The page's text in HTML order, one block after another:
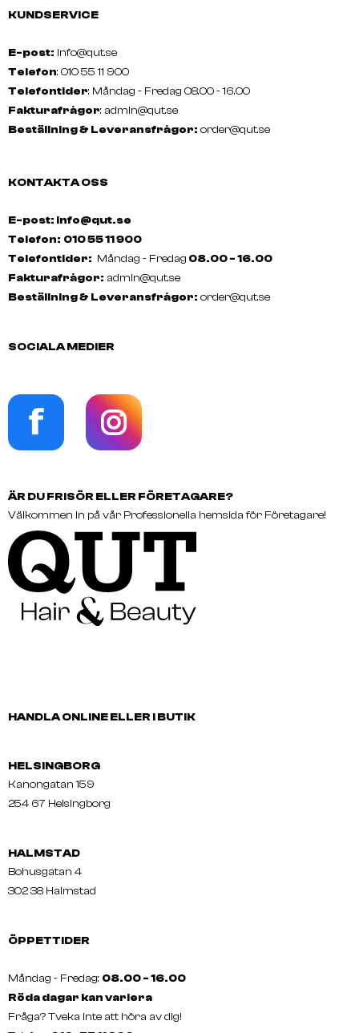
SCHWARZKOPF SCHWARZKOPF
KUNDSERVICE
E-post: info@qut.se
Telefon: 010 55 11 900
Telefontider: Måndag - Fredag 08.00 - 16.00
Fakturafrågor: admin@qut.se
Beställning & Leveransfrågor: order@qut.se
KONTAKTA OSS
E-post: info@qut.se
Telefon: 010 55 11 900
Telefontider: Måndag - Fredag 08.00 - 16.00
Fakturafrågor: admin@qut.se
Beställning & Leveransfrågor: order@qut.se
SOCIALA MEDIER
ÄR DU FRISÖR ELLER FÖRETAGARE?
Välkommen in på vår Professionella hemsida för Företagare!
HANDLA ONLINE ELLER I BUTIK
HELSINGBORG
Kanongatan 159
254 67 Helsingborg
HALMSTAD
Bohusgatan 4
302 38 Halmstad
ÖPPETTIDER
Måndag - Fredag: 08.00 - 16.00
Röda dagar kan variera
Fråga? Tveka inte att höra av dig!